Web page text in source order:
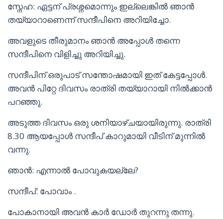
സ്നേഹ: ഏട്ടന് പ്രശ്നമൊന്നും ഇല്ലെങ്കിൽ ഞാൻ
തയ്യാറാണെന്ന് സന്ദീപിനെ അറിയിച്ചോ.
അവളുടെ തീരുമാനം ഞാൻ അപ്പോൾ തന്നെ
സന്ദീപിനെ വിളിച്ചു അറിയിച്ചു.
സന്ദീപിന് ഒരുപാട് സന്തോഷമായി ഇത് കേട്ടപ്പോൾ.
അവൻ പിറ്റേ ദിവസം രാത്രി തയ്യാറായി നിൽക്കാൻ
പറഞ്ഞു.
അടുത്ത ദിവസം ഒരു ശനിയാഴ്ചയായിരുന്നു. രാത്രി
8.30 ആയപ്പോൾ സന്ദീപ് കാറുമായി വീടിന് മുന്നിൽ
വന്നു.
ഞാൻ: എന്നാൽ പോവുകയല്ലേ?
സന്ദീപ്: പോവാം .
പോകാനായി അവൻ കാർ ഡോർ തുറന്നു തന്നു.